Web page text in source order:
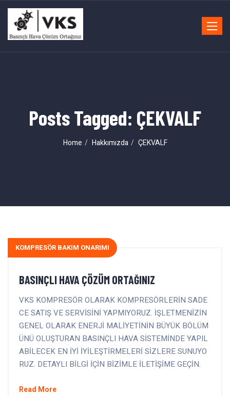
Toggle
Posts Tagged: ÇEKVALF
Home Hakkımızda ÇEKVALF
KOMPRESÖR BAKIM ONARIMI
BASINÇLI HAVA ÇÖZÜM ORTAĞINIZ
VKS KOMPRESÖR OLARAK KOMPRESÖRLERİN SADE
CE SATIŞ VE SERVİSİNİ YAPMIYORUZ. İŞLETMENİZİN
GENEL OLARAK ENERJİ MALİYETİNİN BÜYÜK BÖLÜM
ÜNÜ OLUŞTURAN BASINÇLI HAVA SİSTEMİNDE YAPIL
ABİLECEK EN İYİ İYİLEŞTİRMELERİ SİZLERE SUNUYO
RUZ. DETAYLI BİLGİ İÇİN BİZİMLE İLETİŞİME GEÇİN.
Read More